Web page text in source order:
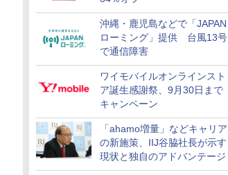
沖縄・鹿児島などで「JAPAN
ローミング」提供 台風13号
で通信障害
ワイモバイルオンラインスト
ア誕生感謝祭、9月30日まで
キャンペーン
「ahamo増量」などキャリア
の新施策、IIJ谷脇社長が示す
現状と独自のアドバンテージ